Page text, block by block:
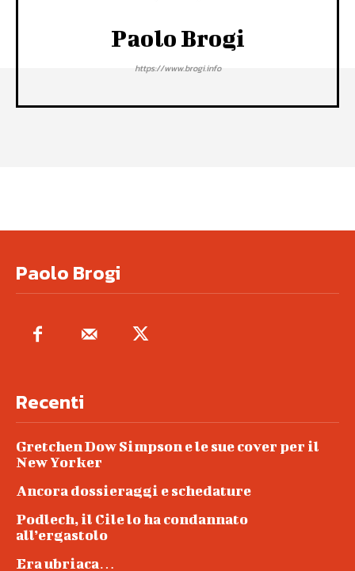
Paolo Brogi
https://www.brogi.info
Paolo Brogi
Recenti
Gretchen Dow Simpson e le sue cover per il
New Yorker
Ancora dossieraggi e schedature
Podlech, il Cile lo ha condannato
all’ergastolo
Era ubriaca…